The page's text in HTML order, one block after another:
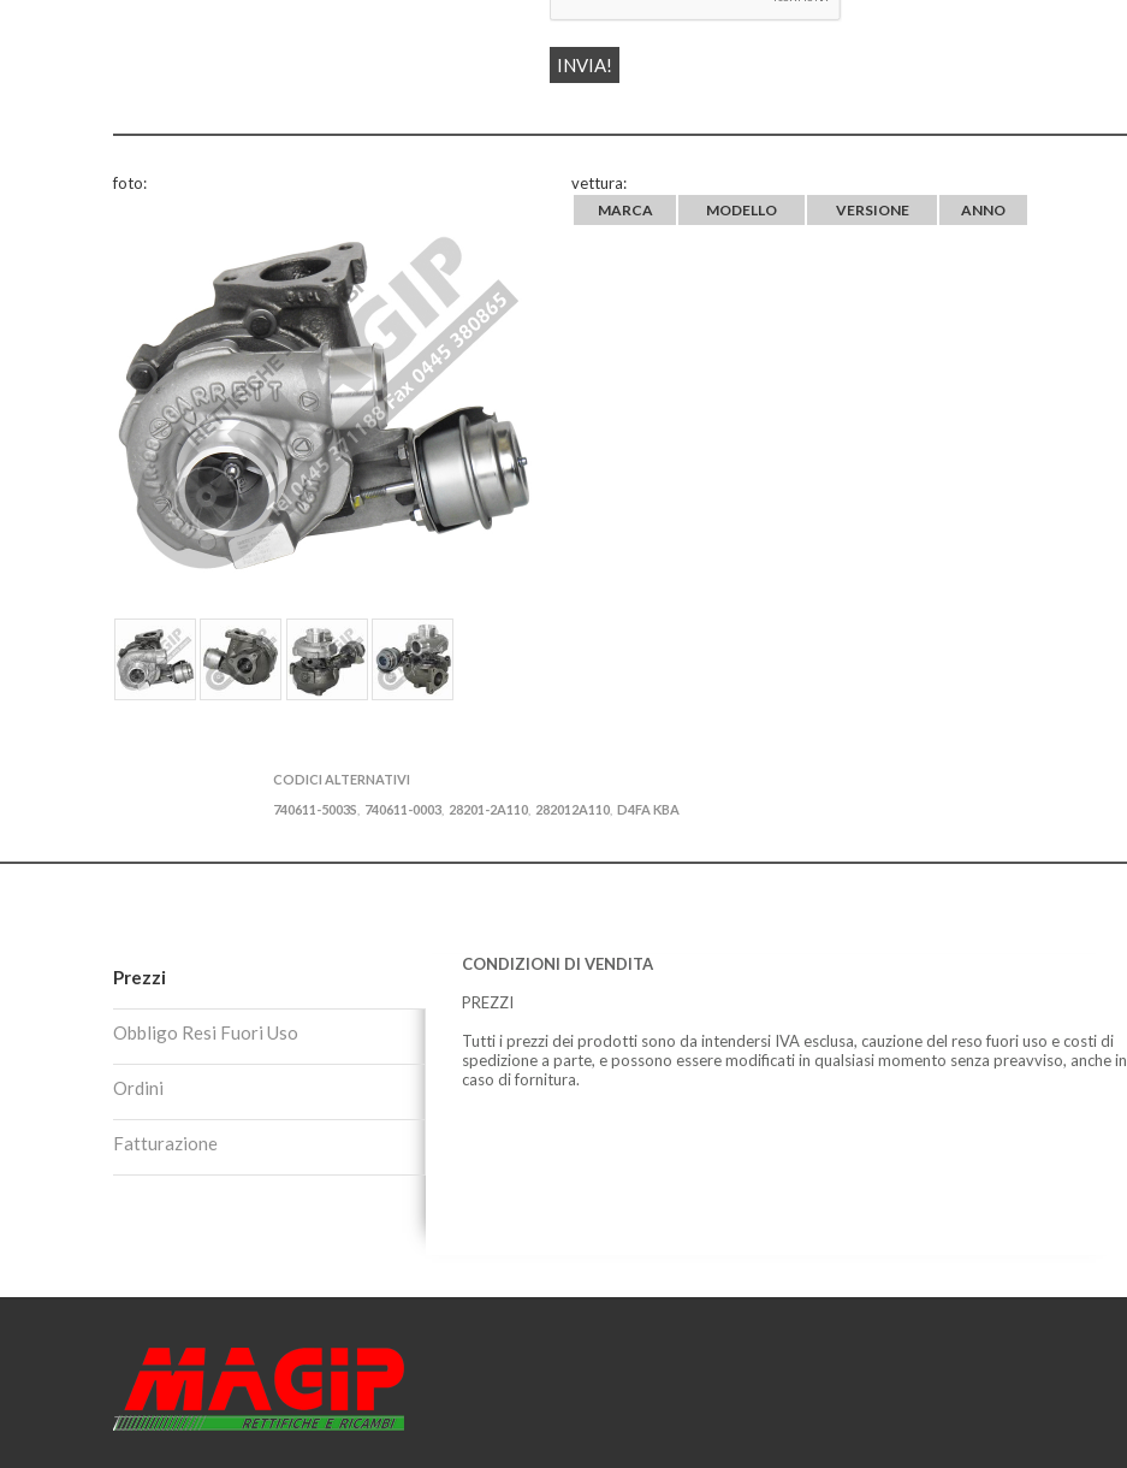
foto: vettura:
MARCA MODELLO VERSIONE ANNO
CODICI ALTERNATIVI
740611-5003S
740611-0003 28201-2A110 282012A110 D4FA KBA
Prezzi
Obbligo Resi Fuori Uso
Ordini
Fatturazione
CONDIZIONI DI VENDITA
PREZZI
Tutti i prezzi dei prodotti sono da intendersi IVA esclusa, cauzione del reso fuori uso e costi di
spedizione a parte, e possono essere modificati in qualsiasi momento senza preavviso, anche in
caso di fornitura.